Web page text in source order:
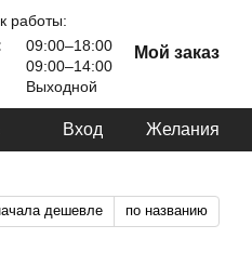
работы:
09:00–18:00
09:00–14:00
Выходной
Мой заказ
Вход Желания
дешевле по названию